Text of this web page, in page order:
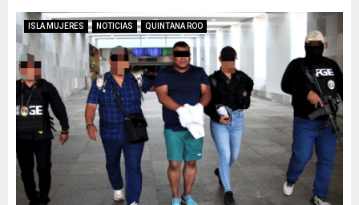
ISLA MUJERES NOTICIAS QUINTANA ROO